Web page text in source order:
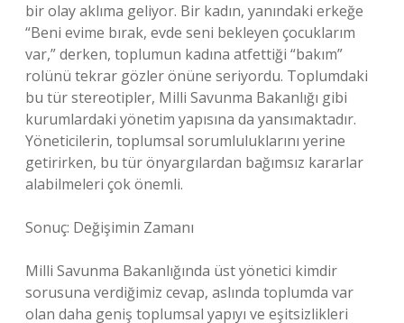
bir olay aklıma geliyor. Bir kadın, yanındaki erkeğe
“Beni evime bırak, evde seni bekleyen çocuklarım
var,” derken, toplumun kadına atfettiği “bakım”
rolünü tekrar gözler önüne seriyordu. Toplumdaki
bu tür stereotipler, Milli Savunma Bakanlığı gibi
kurumlardaki yönetim yapısına da yansımaktadır.
Yöneticilerin, toplumsal sorumluluklarını yerine
getirirken, bu tür önyargılardan bağımsız kararlar
alabilmeleri çok önemli.
Sonuç: Değişimin Zamanı
Milli Savunma Bakanlığında üst yönetici kimdir
sorusuna verdiğimiz cevap, aslında toplumda var
olan daha geniş toplumsal yapıyı ve eşitsizlikleri